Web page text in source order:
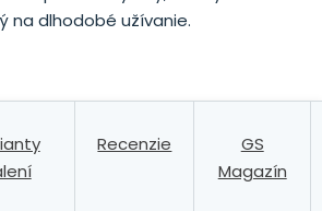
na dlhodobé užívanie.
Recenzie
GS
Magazín